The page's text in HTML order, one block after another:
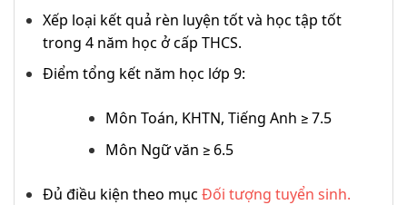
Xếp loại kết quả rèn luyện tốt và học tập tốt
trong 4 năm học ở cấp THCS.
Điểm tổng kết năm học lớp 9:
Môn Toán, KHTN, Tiếng Anh ≥ 7.5
Môn Ngữ văn ≥ 6.5
Đủ điều kiện theo mục Đối tượng tuyển sinh.